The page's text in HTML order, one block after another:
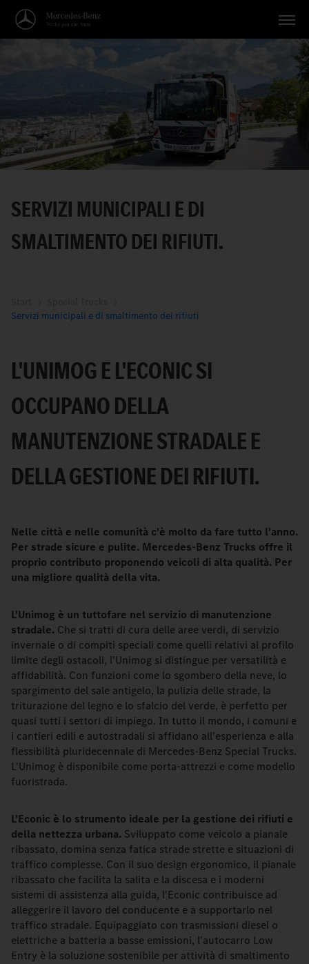
Temi
Servizio
Italiano
SERVIZI MUNICIPALI E DI
SMALTIMENTO DEI RIFIUTI.
Servizi municipali e di smaltimento dei rifiuti
L'UNIMOG E L'ECONIC SI
OCCUPANO DELLA
MANUTENZIONE STRADALE E
DELLA GESTIONE DEI RIFIUTI.
Nelle città e nelle comunità c'è molto da fare tutto l'anno.
Per strade sicure e pulite. Mercedes-Benz Trucks offre il
proprio contributo proponendo veicoli di alta qualità. Per
una migliore qualità della vita.
L'Unimog è un tuttofare nel servizio di manutenzione
stradale. Che si tratti di cura delle aree verdi, di servizio
invernale o di compiti speciali come quelli relativi al profilo
limite degli ostacoli, l'Unimog si distingue per versatilità e
affidabilità. Con funzioni come lo sgombero della neve, lo
spargimento del sale antigelo, la pulizia delle strade, la
triturazione del legno e lo sfalcio del verde, è perfetto per
quasi tutti i settori di impiego. In tutto il mondo, i comuni e
i cantieri edili e autostradali si affidano all'esperienza e alla
flessibilità pluridecennale di Mercedes-Benz Special Trucks.
L'Unimog è disponibile come porta-attrezzi e come modello
fuoristrada.
L'Econic è lo strumento ideale per la gestione dei rifiuti e
della nettezza urbana. Sviluppato come veicolo a pianale
ribassato, domina senza fatica strade strette e situazioni di
traffico complesse. Con il suo design ergonomico, il pianale
ribassato che facilita la salita e la discesa e i moderni
sistemi di assistenza alla guida, l'Econic contribuisce ad
alleggerire il lavoro del conducente e a supportarlo nel
traffico stradale. Equipaggiato con trasmissioni diesel o
elettriche a batteria a basse emissioni, l'autocarro Low
Entry è la soluzione sostenibile per attività di smaltimento